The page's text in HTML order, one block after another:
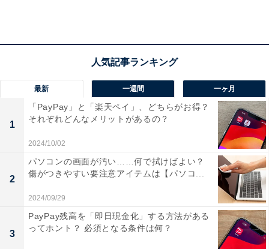
ASUSTek Chromebook CX1 ノートパソコン（出典：Amazon）
最新 一週間 一ヶ月
1
「PayPay」と「楽天ペイ」、どちらがお得？
それぞれどんなメリットがあるの？
2024/10/02
2
パソコンの画面が汚い……何で拭けばよい？
傷がつきやすい要注意アイテムは【パソコ...
2024/09/29
3
PayPay残高を「即日現金化」する方法がある
ってホント？ 必須となる条件は何？